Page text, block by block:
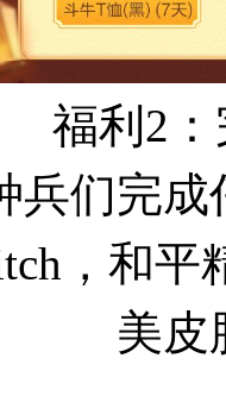
福利2
兵们完
，和
美皮